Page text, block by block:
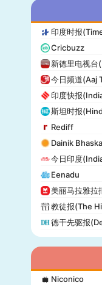
赫尔辛基日
Origo
爱尔兰时报
独立报
MTV Uutiset
24.hu
晚邮报
DirBg
阿罗(Alo!)
政治报
24 Chasa
Fakti
印度时报
Cricbuzz
新德里电视台
今日频道(Aaj
印度快报
斯坦时报
Rediff
Dainik
今日印度
Eenadu
美丽马拉雅拉
教徒报(The
德干先驱报
Niconico